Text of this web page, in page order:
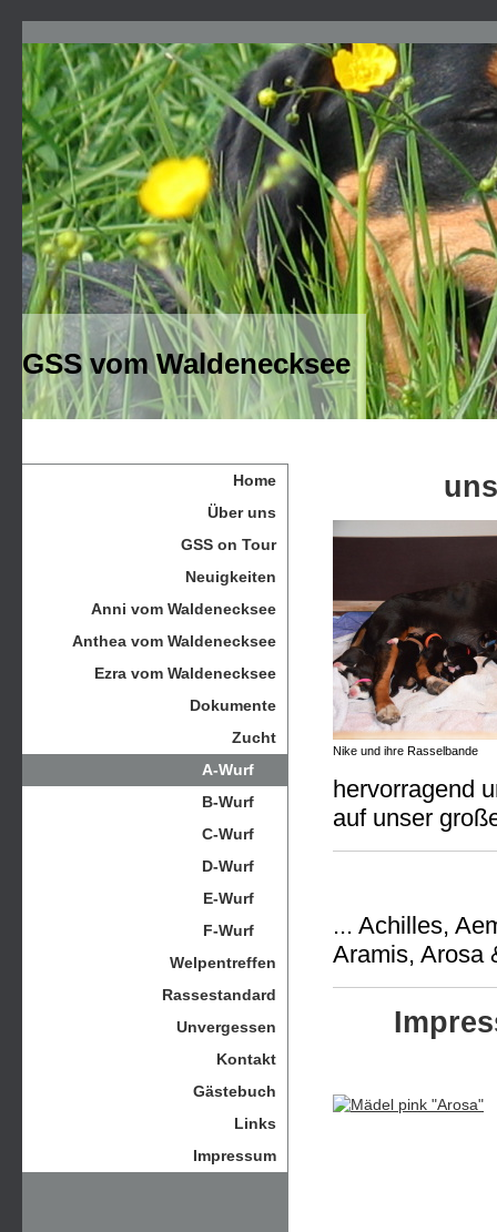
GSS vom Waldenecksee
Nike und ihre Rasselbande
hervorragend
auf unser
... Achilles,
Aramis, Arosa
Home
Über uns
GSS on Tour
Neuigkeiten
Anni vom Waldenecksee
Anthea vom Waldenecksee
Ezra vom Waldenecksee
Dokumente
Zucht
A-Wurf
B-Wurf
C-Wurf
D-Wurf
E-Wurf
F-Wurf
Welpentreffen
Rassestandard
Unvergessen
Kontakt
Gästebuch
Links
Impressum